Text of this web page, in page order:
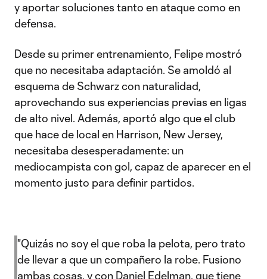
y aportar soluciones tanto en ataque como en
defensa.
Desde su primer entrenamiento, Felipe mostró
que no necesitaba adaptación. Se amoldó al
esquema de Schwarz con naturalidad,
aprovechando sus experiencias previas en ligas
de alto nivel. Además, aportó algo que el club
que hace de local en Harrison, New Jersey,
necesitaba desesperadamente: un
mediocampista con gol, capaz de aparecer en el
momento justo para definir partidos.
"Quizás no soy el que roba la pelota, pero trato
de llevar a que un compañero la robe. Fusiono
ambas cosas, y con Daniel Edelman, que tiene